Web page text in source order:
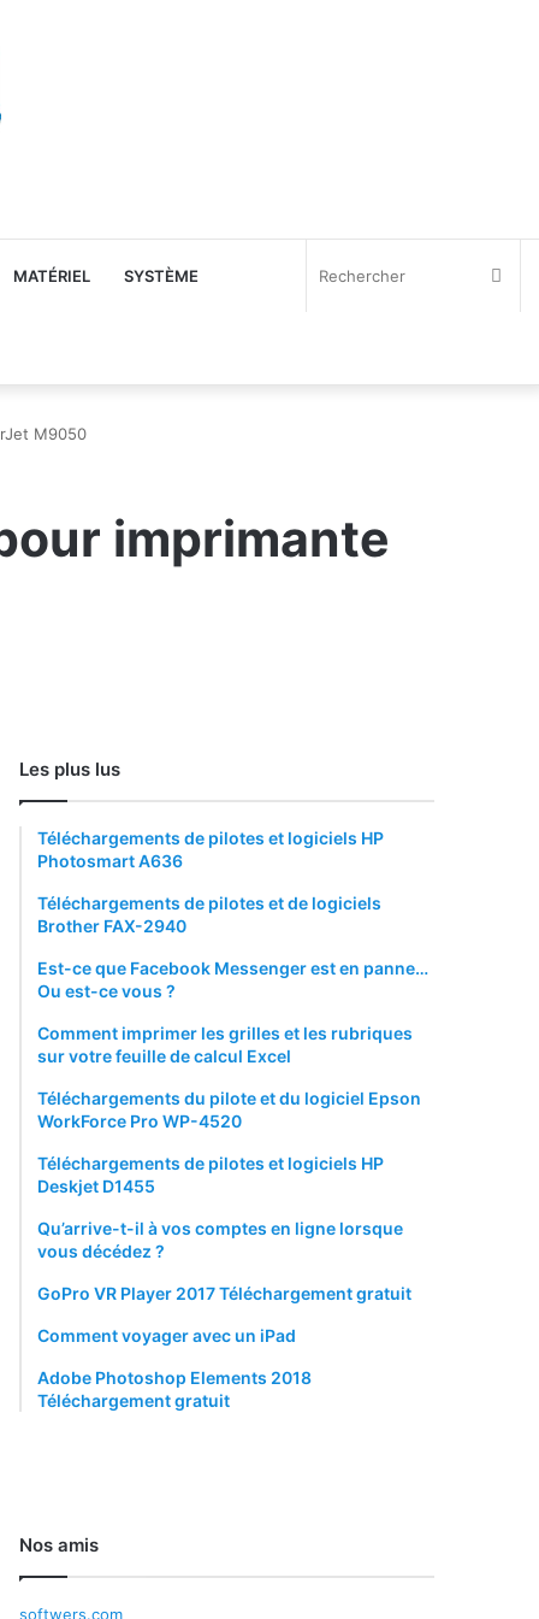
MATÉRIEL SYSTÈME
M9050
imprimante
Les plus lus
Téléchargements de pilotes et logiciels HP
Photosmart A636
Téléchargements de pilotes et de logiciels
Brother FAX-2940
Est-ce que Facebook Messenger est en panne…
Ou est-ce vous ?
Comment imprimer les grilles et les rubriques
sur votre feuille de calcul Excel
Téléchargements du pilote et du logiciel Epson
WorkForce Pro WP-4520
Téléchargements de pilotes et logiciels HP
Deskjet D1455
Qu’arrive-t-il à vos comptes en ligne lorsque
vous décédez ?
GoPro VR Player 2017 Téléchargement gratuit
Comment voyager avec un iPad
Adobe Photoshop Elements 2018
Téléchargement gratuit
Nos amis
softwers.com